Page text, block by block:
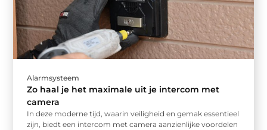
Alarmsysteem
Zo haal je het maximale uit je intercom met
camera
In deze moderne tijd, waarin veiligheid en gemak essentieel
zijn, biedt een intercom met camera aanzienlijke voordelen